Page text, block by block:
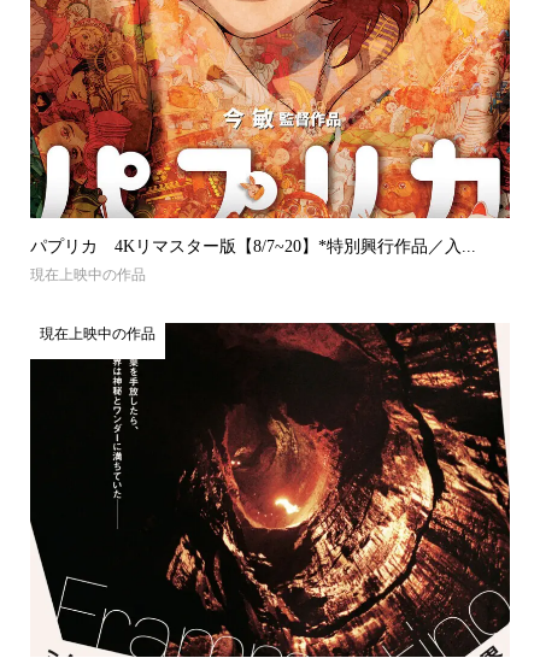
パプリカ 4Kリマスター版【8/7~20】*特別興行作品／入...
現在上映中の作品
現在上映中の作品